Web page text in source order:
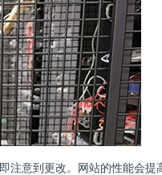
注意到更改。网站的性能会提